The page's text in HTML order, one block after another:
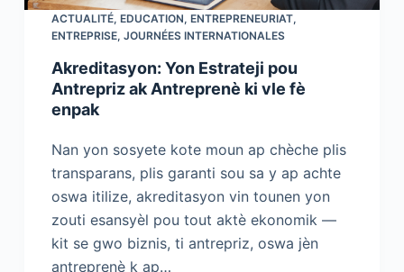
ACTUALITÉ, EDUCATION, ENTREPRENEURIAT,
ENTREPRISE, JOURNÉES INTERNATIONALES
Akreditasyon: Yon Estrateji pou
Antrepriz ak Antreprenè ki vle fè
enpak
Nan yon sosyete kote moun ap chèche plis
transparans, plis garanti sou sa y ap achte
oswa itilize, akreditasyon vin tounen yon
zouti esansyèl pou tout aktè ekonomik —
kit se gwo biznis, ti antrepriz, oswa jèn
antreprenè k ap…